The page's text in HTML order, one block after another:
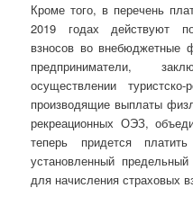
Кроме того, в перечень
2019 годах действуют
взносов во внебюджетные
предприниматели,
осуществлении
производящие выплаты
рекреационных ОЭЗ,
теперь придется
установленный
для начисления страховых